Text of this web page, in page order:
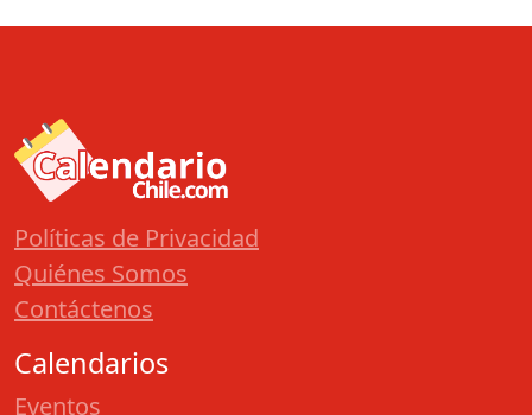
Políticas de Privacidad
Quiénes Somos
Contáctenos
Calendarios
Eventos